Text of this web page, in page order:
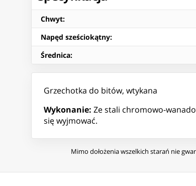
Chwyt:
Napęd sześciokątny:
Średnica:
Grzechotka do bitów, wtykana
Wykonanie: Ze stali chromowo-
się wyjmować.
Mimo dołożenia wszelkich starań nie